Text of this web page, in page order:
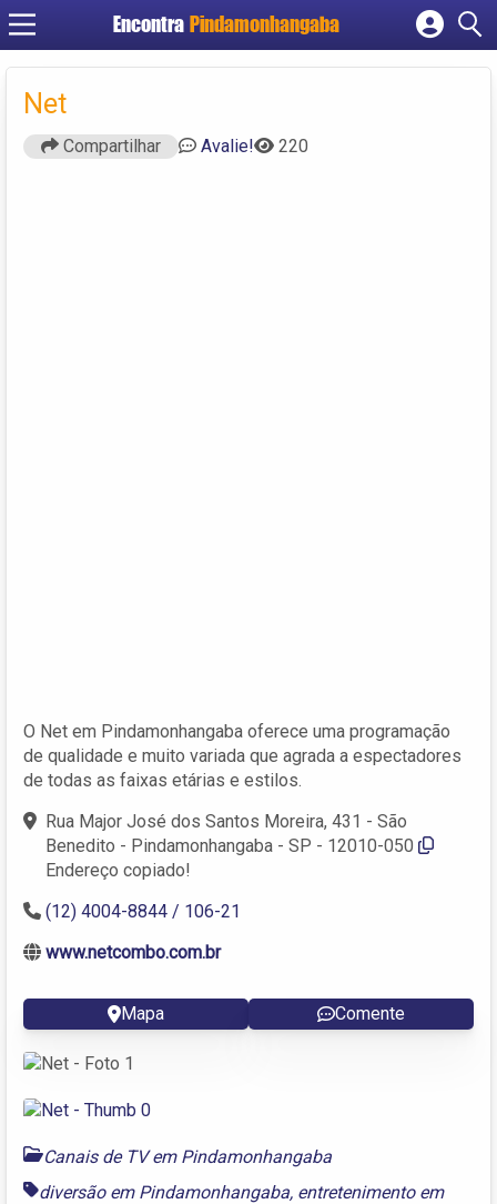
Encontra Pindamonhangaba
Cadastrar empresa
Net
Compartilhar Avalie! 220
O Net em Pindamonhangaba oferece uma programação
de qualidade e muito variada que agrada a espectadores
de todas as faixas etárias e estilos.
Rua Major José dos Santos Moreira, 431 - São
Benedito - Pindamonhangaba - SP - 12010-050
Endereço copiado!
(12) 4004-8844 / 106-21
www.netcombo.com.br
Mapa Comente
Canais de TV em Pindamonhangaba
diversão em Pindamonhangaba, entretenimento em